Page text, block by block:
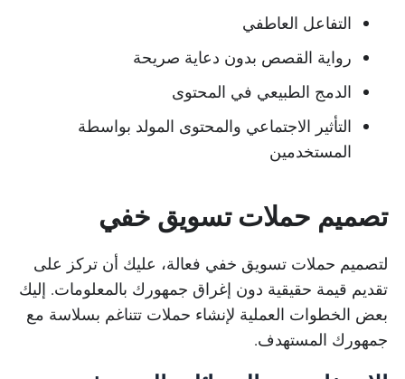
التفاعل العاطفي
رواية القصص بدون دعاية صريحة
الدمج الطبيعي في المحتوى
التأثير الاجتماعي والمحتوى المولد بواسطة
المستخدمين
تصميم حملات تسويق خفي
لتصميم حملات تسويق خفي فعالة، عليك أن تركز على
تقديم قيمة حقيقية دون إغراق جمهورك بالمعلومات. إليك
بعض الخطوات العملية لإنشاء حملات تتناغم بسلاسة مع
جمهورك المستهدف.